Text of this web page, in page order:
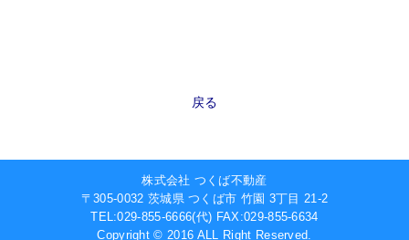
戻る
株式会社 つくば不動産
〒305-0032 茨城県 つくば市 竹園 3丁目 21-2
TEL:029-855-6666(代) FAX:029-855-6634
Copyright © 2016 ALL Right Reserved.